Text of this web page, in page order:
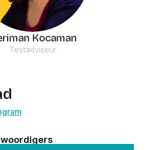
Kocaman
Testadviseur